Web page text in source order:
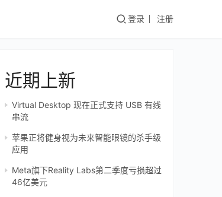
登录 注册
近期上新
Virtual Desktop 现在正式支持 USB 有线
串流
苹果正将健身视为未来智能眼镜的杀手级
应用
Meta旗下Reality Labs第二季度亏损超过
46亿美元